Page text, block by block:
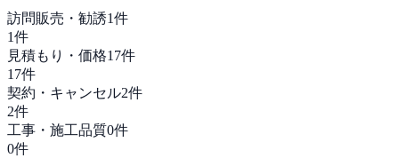
訪問販売・勧誘1件
1件
見積もり・価格17件
17件
契約・キャンセル2件
2件
工事・施工品質0件
0件